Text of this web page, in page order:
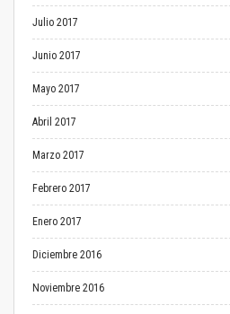
Julio 2017
Junio 2017
Mayo 2017
Abril 2017
Marzo 2017
Febrero 2017
Enero 2017
Diciembre 2016
Noviembre 2016